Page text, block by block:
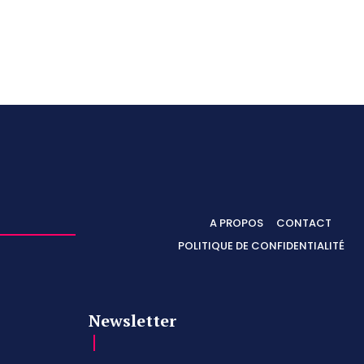
A PROPOS
CONTACT
POLITIQUE DE CONFIDENTIALITÉ
Newsletter